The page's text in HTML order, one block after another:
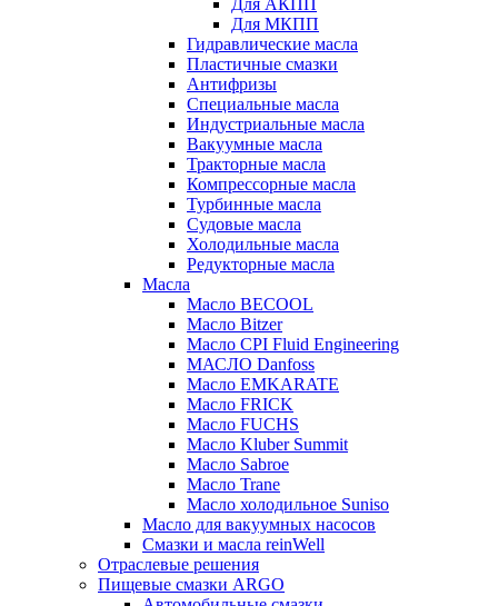
Для АКПП
Для МКПП
Гидравлические масла
Пластичные смазки
Антифризы
Специальные масла
Индустриальные масла
Вакуумные масла
Тракторные масла
Компрессорные масла
Турбинные масла
Судовые масла
Холодильные масла
Редукторные масла
Масла
Масло BECOOL
Масло Bitzer
Масло CPI Fluid Engineering
МАСЛО Danfoss
Масло EMKARATE
Масло FRICK
Масло FUCHS
Масло Kluber Summit
Масло Sabroe
Масло Trane
Масло холодильное Suniso
Масло для вакуумных насосов
Смазки и масла reinWell
Отраслевые решения
Пищевые смазки ARGO